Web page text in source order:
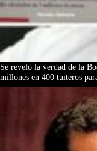
Se reveló la verdad de la
millones en 400 tuiteros